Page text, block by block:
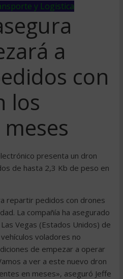
y Logistica
a
con
los
presenta un dron
de hasta 2,3 Kb de peso en
repartir pedidos con drones
La compañía ha asegurado
Vegas (Estados Unidos) de
voladores no
de empezar a operar
a ver a este nuevo dron
en meses», aseguró Jeffe